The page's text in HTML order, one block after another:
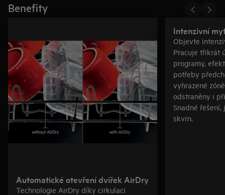
Benefity
Automatické otevření dvířek AirDry
Technologie AirDry díky cirkulaci
Intenzivní
Objevte
Pracuje třikrát
programy,
potřeby
vyhrazené
odstraněny i
Snadné
skvrn.